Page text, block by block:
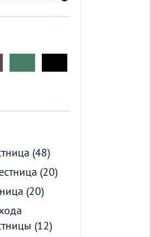
(48)
(20)
(20)
(12)